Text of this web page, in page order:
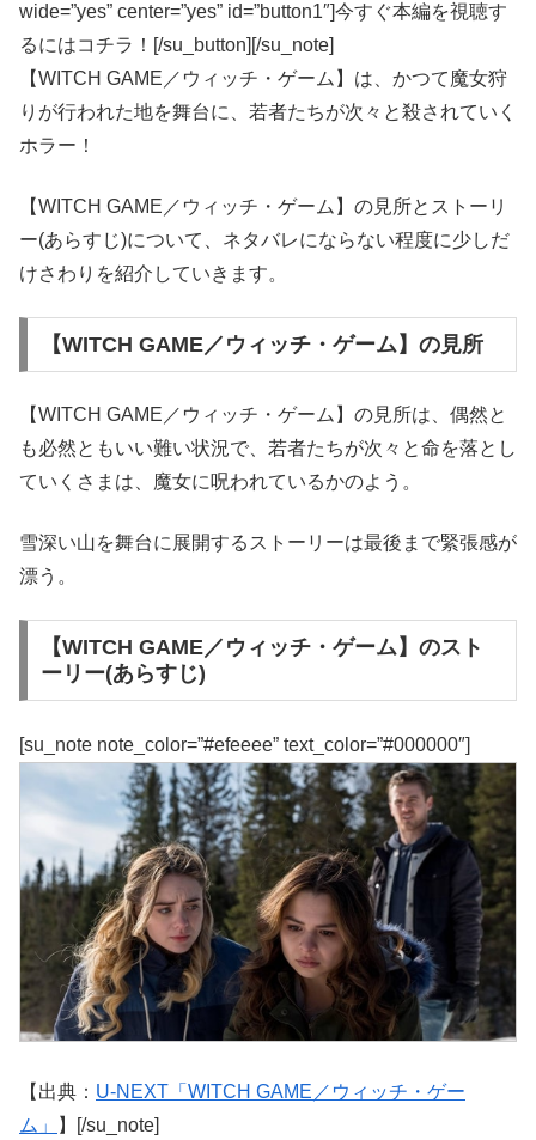
wide=”yes” center=”yes” id=”button1″]今すぐ本編を視聴す
るにはコチラ！[/su_button][/su_note]
【WITCH GAME／ウィッチ・ゲーム】は、かつて魔女狩
りが行われた地を舞台に、若者たちが次々と殺されていく
ホラー！
【WITCH GAME／ウィッチ・ゲーム】の見所とストーリ
ー(あらすじ)について、ネタバレにならない程度に少しだ
けさわりを紹介していきます。
【WITCH GAME／ウィッチ・ゲーム】の見所
【WITCH GAME／ウィッチ・ゲーム】の見所は、偶然と
も必然ともいい難い状況で、若者たちが次々と命を落とし
ていくさまは、魔女に呪われているかのよう。
雪深い山を舞台に展開するストーリーは最後まで緊張感が
漂う。
【WITCH GAME／ウィッチ・ゲーム】のスト
ーリー(あらすじ)
[su_note note_color=”#efeeee” text_color=”#000000″]
【出典： U-NEXT「WITCH GAME／ウィッチ・ゲー
ム」
】[/su_note]